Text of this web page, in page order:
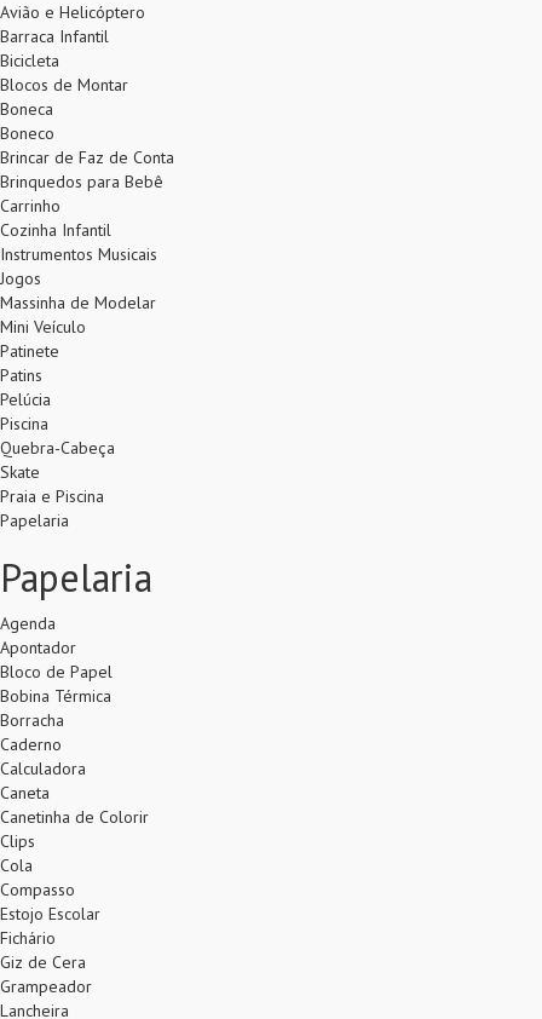
Avião e Helicóptero
Barraca Infantil
Bicicleta
Blocos de Montar
Boneca
Boneco
Brincar de Faz de Conta
Brinquedos para Bebê
Carrinho
Cozinha Infantil
Instrumentos Musicais
Jogos
Massinha de Modelar
Mini Veículo
Patinete
Patins
Pelúcia
Piscina
Quebra-Cabeça
Skate
Praia e Piscina
Papelaria
Papelaria
Agenda
Apontador
Bloco de Papel
Bobina Térmica
Borracha
Caderno
Calculadora
Caneta
Canetinha de Colorir
Clips
Cola
Compasso
Estojo Escolar
Fichário
Giz de Cera
Grampeador
Lancheira